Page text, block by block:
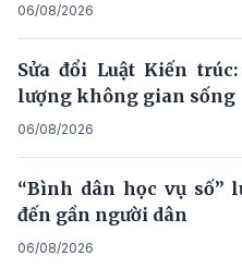
06/08/2026
Sửa đổi Luật Kiến
lượng không gian sống
06/08/2026
“Bình dân học vụ số”
đến gần người dân
06/08/2026